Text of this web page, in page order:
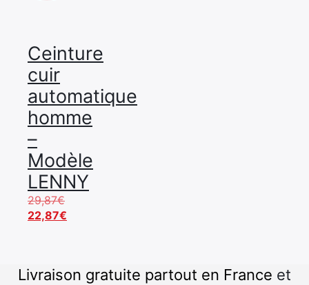
Ceinture
cuir
automatique
homme
–
Modèle
LENNY
29,87€Le
prix
22,87€
22,87€.
Livraison gratuite partout en France et